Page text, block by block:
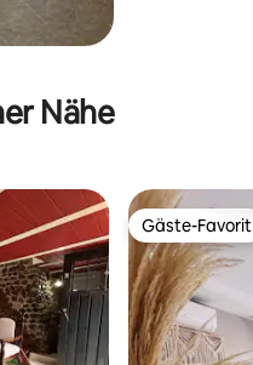
Nähe
Gäste-Favorit
Gäste-Favorit